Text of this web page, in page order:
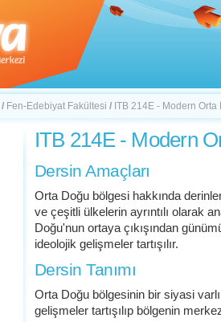
/ Fen-Edebiyat Fakültesi / ITB 214E - Modern Orta
ITB 214E - Modern
Dersin Amaçları
Orta Doğu bölgesi hakkında
ve çeşitli ülkelerin ayrıntılı olarak
Doğu'nun ortaya çıkışından
ideolojik gelişmeler tartışılır.
Dersin Tanımı
Orta Doğu bölgesinin bir siyasi
gelişmeler tartışılıp bölgenin